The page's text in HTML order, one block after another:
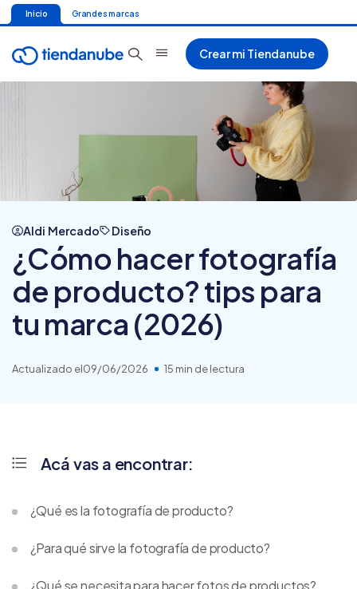
Inicio Grandes marcas
Crear mi Tiendanube
Aldi Mercado Diseño
¿Cómo hacer fotografía
de producto? tips para
tu marca (2026)
Actualizado el09/06/2026 15 min de lectura
Acá vas a encontrar:
¿Qué es la fotografía de producto?
¿Para qué sirve la fotografía de producto?
¿Qué se necesita para hacer fotos de productos?